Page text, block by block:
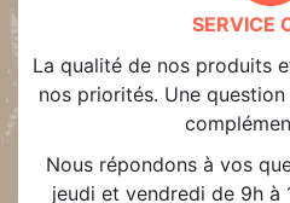
SERVICE
La qualité de nos produits
nos priorités. Une question
Nous répondons à vos
jeudi et vendredi de 9h à